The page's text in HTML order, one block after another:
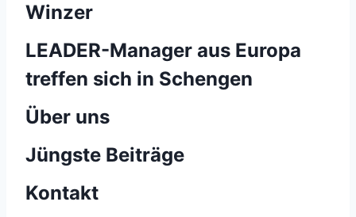
Winzer
LEADER-Manager aus Europa
treffen sich in Schengen
Über uns
Jüngste Beiträge
Kontakt